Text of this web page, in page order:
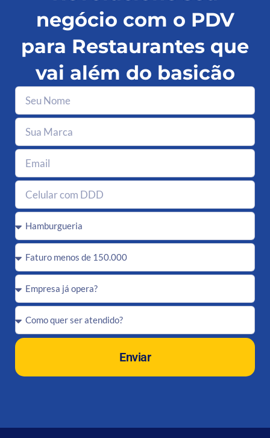
negócio com o PDV
para Restaurantes que
vai além do basicão
Enviar